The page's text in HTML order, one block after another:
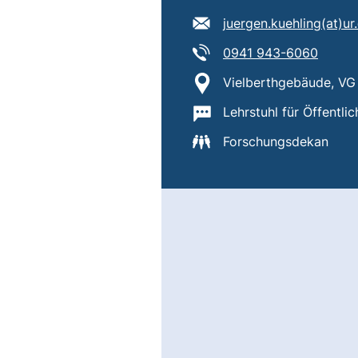
E-Mail Adresse:
Tel:
0941 943-6060
Standort:
Vielberthgebäude, VG
Wichtige
Lehrstuhl für
Forschungsdekan